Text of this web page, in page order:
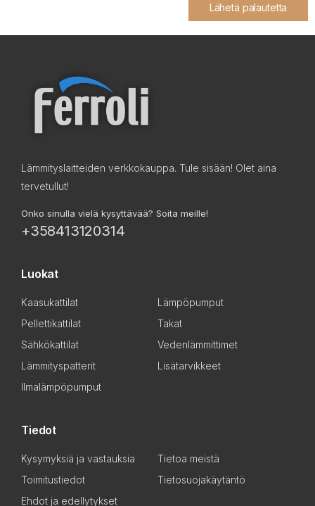
Lähetä palautetta
Lämmityslaitteiden verkkokauppa. Tule sisään! Olet aina
tervetullut!
Onko sinulla vielä kysyttävää? Soita meille!
+358413120314
Luokat
Kaasukattilat
Lämpöpumput
Pellettikattilat
Takat
Sähkökattilat
Vedenlämmittimet
Lämmityspatterit
Lisätarvikkeet
Ilmalämpöpumput
Tiedot
Kysymyksiä ja vastauksia
Tietoa meistä
Toimitustiedot
Tietosuojakäytäntö
Ehdot ja edellytykset